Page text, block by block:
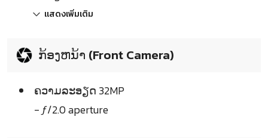
แสดงเพิ่มเติม
ກ້ອງຫນ້າ (Front Camera)
ຄວາມລະອຽດ 32MP
- ƒ/2.0 aperture